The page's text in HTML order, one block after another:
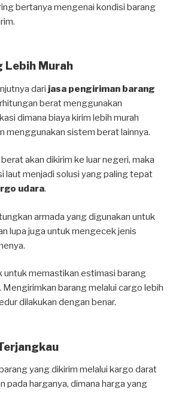
bertanya mengenai kondisi barang
Lebih Murah
dari jasa pengiriman barang
berat menggunakan
dimana biaya kirim lebih murah
menggunakan sistem berat lainnya.
akan dikirim ke luar negeri, maka
laut menjadi solusi yang paling tepat
udara.
armada yang digunakan untuk
lupa juga untuk mengecek jenis
untuk memastikan estimasi barang
Mengirimkan barang melalui cargo lebih
dilakukan dengan benar.
yang dikirim melalui kargo darat
pada harganya, dimana harga yang